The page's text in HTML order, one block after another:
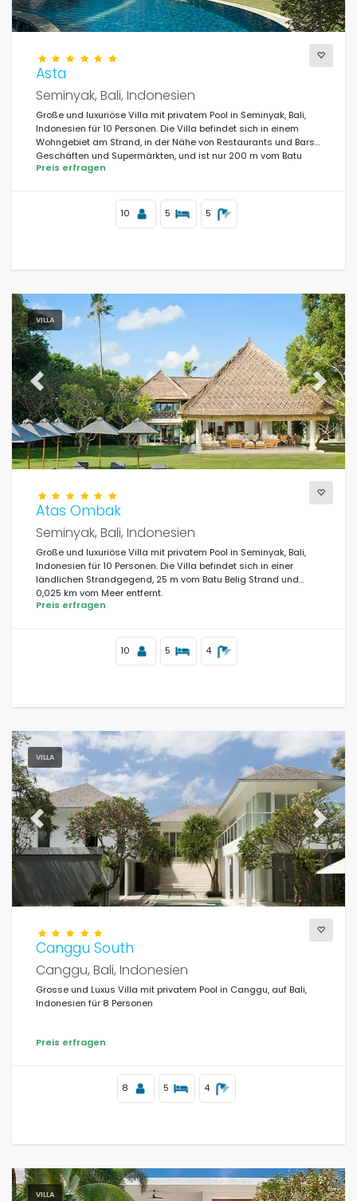
Asta
Seminyak, Bali, Indonesien
Große und luxuriöse Villa mit privatem Pool in Seminyak, Bali,
Indonesien für 10 Personen. Die Villa befindet sich in einem
Wohngebiet am Strand, in der Nähe von Restaurants und Bars,
Geschäften und Supermärkten, und ist nur 200 m vom Batu
Belig Strand entfernt.
Preis erfragen
10 5 5
VILLA
Previous Next
Atas Ombak
Seminyak, Bali, Indonesien
Große und luxuriöse Villa mit privatem Pool in Seminyak, Bali,
Indonesien für 10 Personen. Die Villa befindet sich in einer
ländlichen Strandgegend, 25 m vom Batu Belig Strand und
0,025 km vom Meer entfernt.
Preis erfragen
10 5 4
VILLA
Previous Next
Canggu South
Canggu, Bali, Indonesien
Grosse und Luxus Villa mit privatem Pool in Canggu, auf Bali,
Indonesien für 8 Personen
Preis erfragen
8 5 4
VILLA